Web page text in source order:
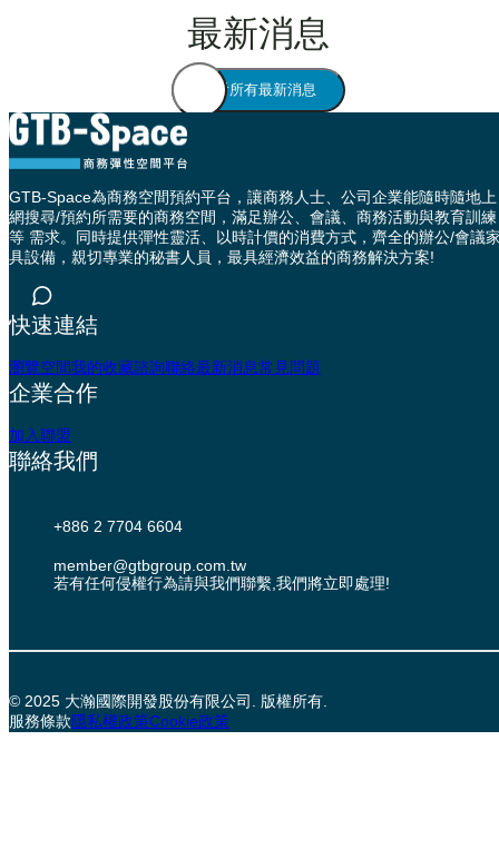
最新消息
查看所有最新消息
GTB-Space為商務空間預約平台，讓商務人士、公司企業能隨時隨地上
網搜尋/預約所需要的商務空間，滿足辦公、會議、商務活動與教育訓練
等 需求。同時提供彈性靈活、以時計價的消費方式，齊全的辦公/會議
具設備，親切專業的秘書人員，最具經濟效益的商務解決方案!
快速連結
瀏覽空間我的收藏諮詢聯絡最新消息常見問題
企業合作
加入聯盟
聯絡我們
+886 2 7704 6604
member@gtbgroup.com.tw
若有任何侵權行為請與我們聯繫,我們將立即處理!
© 2025 大瀚國際開發股份有限公司. 版權所有.
服務條款隱私權政策Cookie政策